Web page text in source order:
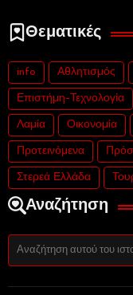
Θεματικές
info Αθλητισμός
Επιστήμη-Τεχνολογία
Λαμία Οικονομία
Προτεινόμενα
Στερεά Ελλάδα
Αναζήτηση